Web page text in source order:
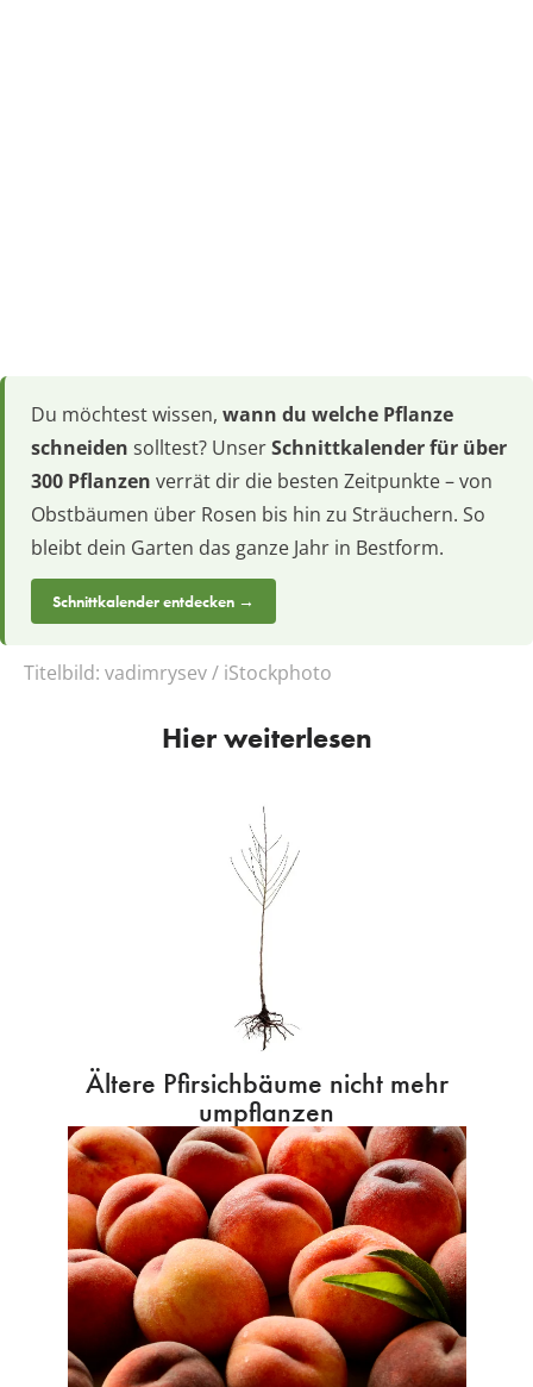
Du möchtest wissen, wann du welche Pflanze
schneiden solltest? UnserSchnittkalender für über
300 Pflanzen verrät dir die besten Zeitpunkte – von
Obstbäumen über Rosen bis hin zu Sträuchern. So
bleibt dein Garten das ganze Jahr in Bestform.
Schnittkalender entdecken →
Titelbild: vadimrysev / iStockphoto
Hier weiterlesen
Ältere Pfirsichbäume nicht mehr
umpflanzen